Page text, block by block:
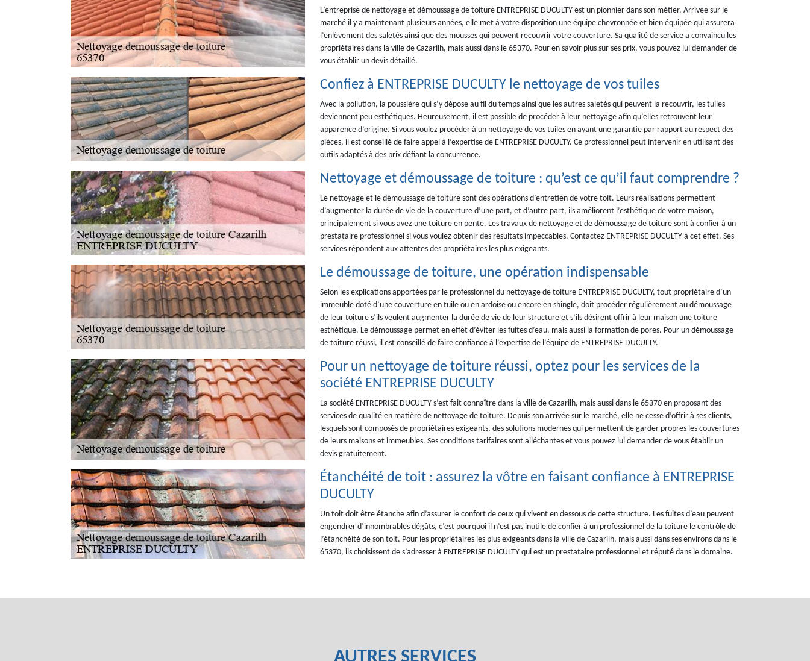
L’entreprise de nettoyage et démoussage de toiture ENTREPRISE DUCULTY est un pionnier dans son métier. Arrivée sur le
marché il y a maintenant plusieurs années, elle met à votre disposition une équipe chevronnée et bien équipée qui assurera
l’enlèvement des saletés ainsi que des mousses qui peuvent recouvrir votre couverture. Sa qualité de service a convaincu les
propriétaires dans la ville de Cazarilh, mais aussi dans le 65370. Pour en savoir plus sur ses prix, vous pouvez lui demander de
vous établir un devis détaillé.
Confiez à ENTREPRISE DUCULTY le nettoyage de vos tuiles
Avec la pollution, la poussière qui s’y dépose au fil du temps ainsi que les autres saletés qui peuvent la recouvrir, les tuiles
deviennent peu esthétiques. Heureusement, il est possible de procéder à leur nettoyage afin qu’elles retrouvent leur
apparence d’origine. Si vous voulez procéder à un nettoyage de vos tuiles en ayant une garantie par rapport au respect des
pièces, il est conseillé de faire appel à l’expertise de ENTREPRISE DUCULTY. Ce professionnel peut intervenir en utilisant des
outils adaptés à des prix défiant la concurrence.
Nettoyage et démoussage de toiture : qu’est ce qu’il faut comprendre ?
Le nettoyage et le démoussage de toiture sont des opérations d’entretien de votre toit. Leurs réalisations permettent
d’augmenter la durée de vie de la couverture d’une part, et d’autre part, ils améliorent l’esthétique de votre maison,
principalement si vous avez une toiture en pente. Les travaux de nettoyage et de démoussage de toiture sont à confier à un
prestataire professionnel si vous voulez obtenir des résultats impeccables. Contactez ENTREPRISE DUCULTY à cet effet. Ses
services répondent aux attentes des propriétaires les plus exigeants.
Le démoussage de toiture, une opération indispensable
Selon les explications apportées par le professionnel du nettoyage de toiture ENTREPRISE DUCULTY, tout propriétaire d’un
immeuble doté d’une couverture en tuile ou en ardoise ou encore en shingle, doit procéder régulièrement au démoussage
de leur toiture s’ils veulent augmenter la durée de vie de leur structure et s’ils désirent offrir à leur maison une toiture
esthétique. Le démoussage permet en effet d’éviter les fuites d’eau, mais aussi la formation de pores. Pour un démoussage
de toiture réussi, il est conseillé de faire confiance à l’expertise de l’équipe de ENTREPRISE DUCULTY.
Pour un nettoyage de toiture réussi, optez pour les services de la
société ENTREPRISE DUCULTY
La société ENTREPRISE DUCULTY s’est fait connaître dans la ville de Cazarilh, mais aussi dans le 65370 en proposant des
services de qualité en matière de nettoyage de toiture. Depuis son arrivée sur le marché, elle ne cesse d’offrir à ses clients,
lesquels sont composés de propriétaires exigeants, des solutions modernes qui permettent de garder propres les couvertures
de leurs maisons et immeubles. Ses conditions tarifaires sont alléchantes et vous pouvez lui demander de vous établir un
devis gratuitement.
Étanchéité de toit : assurez la vôtre en faisant confiance à ENTREPRISE
DUCULTY
Un toit doit être étanche afin d’assurer le confort de ceux qui vivent en dessous de cette structure. Les fuites d’eau peuvent
engendrer d’innombrables dégâts, c’est pourquoi il n’est pas inutile de confier à un professionnel de la toiture le contrôle de
l’étanchéité de son toit. Pour les propriétaires les plus exigeants dans la ville de Cazarilh, mais aussi dans ses environs dans le
65370, ils choisissent de s’adresser à ENTREPRISE DUCULTY qui est un prestataire professionnel et réputé dans le domaine.